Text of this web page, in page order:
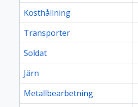
Kosthållning
Transporter
Soldat
Järn
Metallbearbetning